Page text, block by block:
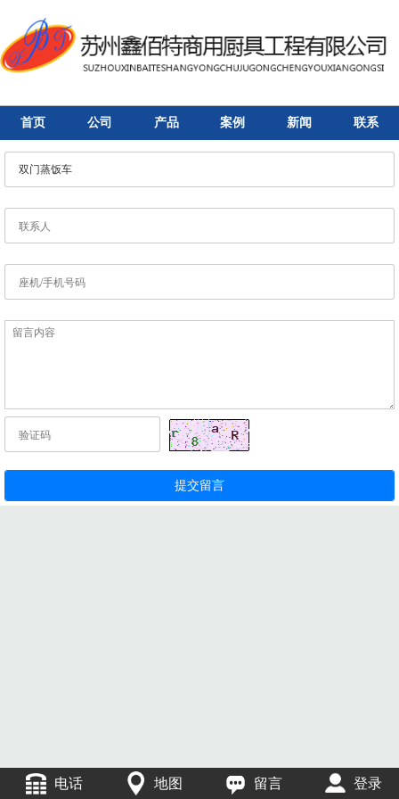
首页 公司 产品 案例 新闻 联系
电话 地图 留言 登录